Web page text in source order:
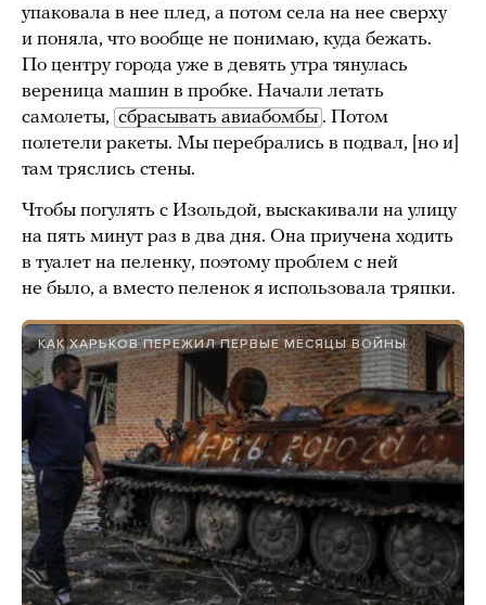
упаковала в нее плед, а потом села на нее сверху
и поняла, что вообще не понимаю, куда бежать.
По центру города уже в девять утра тянулась
вереница машин в пробке. Начали летать
самолеты, сбрасывать авиабомбы . Потом
полетели ракеты. Мы перебрались в подвал, [но и]
там тряслись стены.
Чтобы погулять с Изольдой, выскакивали на улицу
на пять минут раз в два дня. Она приучена ходить
в туалет на пеленку, поэтому проблем с ней
не было, а вместо пеленок я использовала тряпки.
КАК ХАРЬКОВ ПЕРЕЖИЛ ПЕРВЫЕ МЕСЯЦЫ ВОЙНЫ